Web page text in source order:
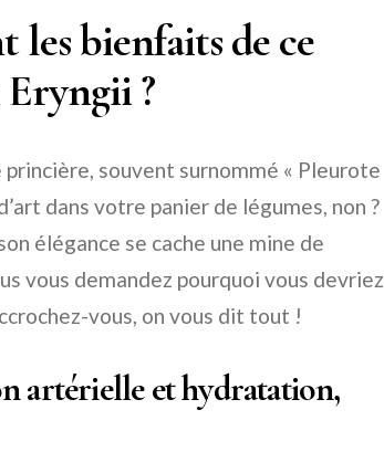
les bienfaits de ce
?
princière, souvent surnommé « Pleurote
dans votre panier de légumes, non ?
élégance se cache une mine de
vous demandez pourquoi vous devriez
vous, on vous dit tout !
artérielle et hydratation,